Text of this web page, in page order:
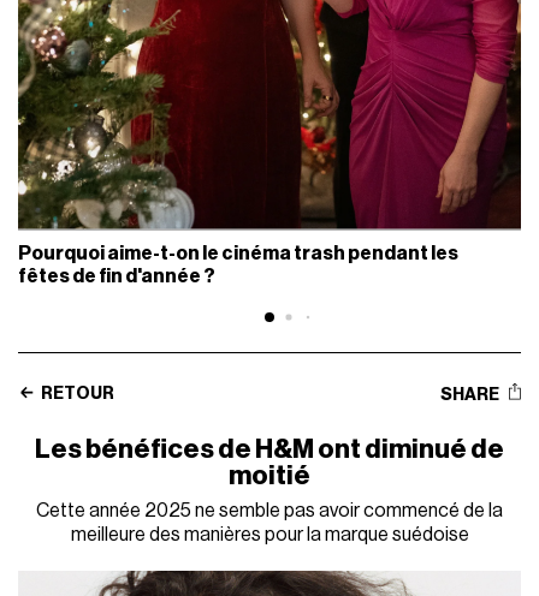
Pourquoi aime-t-on le cinéma trash pendant les
fêtes de fin d'année ?
RETOUR SHARE
Les bénéfices de H&M ont diminué de
moitié
Cette année 2025 ne semble pas avoir commencé de la
meilleure des manières pour la marque suédoise